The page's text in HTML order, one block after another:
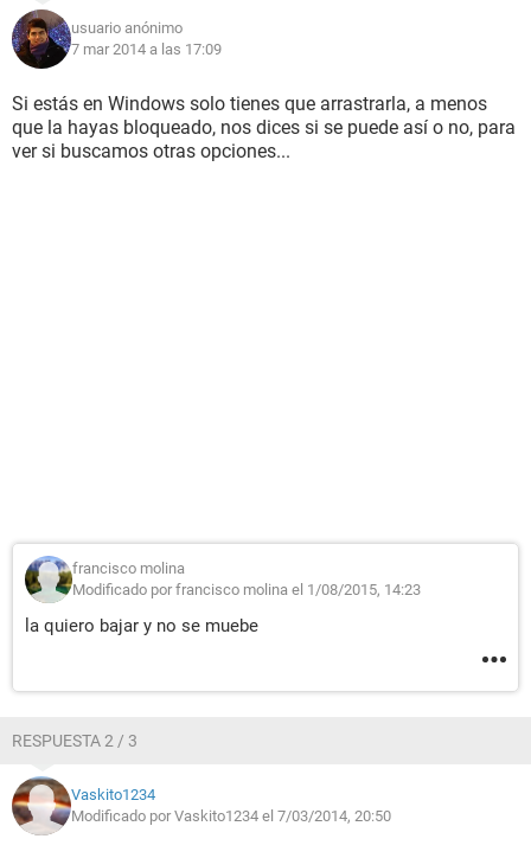
usuario anónimo
7 mar 2014 a las 17:09
Si estás en Windows solo tienes que arrastrarla, a menos
que la hayas bloqueado, nos dices si se puede así o no, para
ver si buscamos otras opciones...
francisco molina
Modificado por francisco molina el 1/08/2015, 14:23
la quiero bajar y no se muebe
RESPUESTA 2 / 3
Vaskito1234
Modificado por Vaskito1234 el 7/03/2014, 20:50